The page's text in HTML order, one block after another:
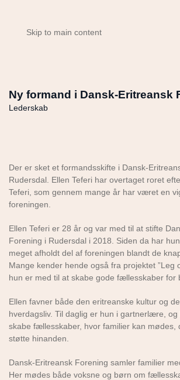
Skip to main content
Ny formand i Dansk-Eritreansk
Lederskab
Der er sket et formandsskifte i Dansk-
Rudersdal. Ellen Teferi har overtaget roret
Teferi, som gennem mange år har været en
foreningen.
Ellen Teferi er 28 år og var med til at stifte
Forening i Rudersdal i 2018. Siden da har
meget afholdt del af foreningen blandt de
Mange kender hende også fra projektet ”Leg
hun er med til at skabe gode fællesskaber for
Ellen favner både den eritreanske kultur og
hverdagsliv. Til daglig er hun i gartnerlære,
skabe fællesskaber, hvor familier kan mødes,
støtte hinanden.
Dansk-Eritreansk Forening samler familier
Her mødes både voksne og børn om